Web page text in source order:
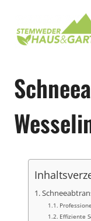
springen
Effiziente